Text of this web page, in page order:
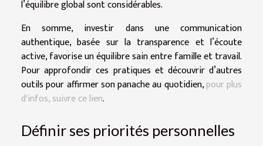
l’équilibre global sont considérables.
En somme, investir dans une communication
authentique, basée sur la transparence et l’écoute
active, favorise un équilibre sain entre famille et travail.
Pour approfondir ces pratiques et découvrir d’autres
outils pour affirmer son panache au quotidien,pour plus
d'infos, suivre ce lien.
Définir ses priorités personnelles